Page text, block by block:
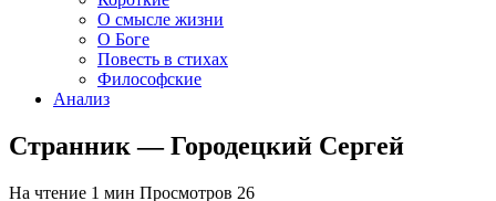
О смысле жизни
О Боге
Повесть в стихах
Философские
Анализ
Странник — Городецкий Сергей
На чтение 1 мин Просмотров 26